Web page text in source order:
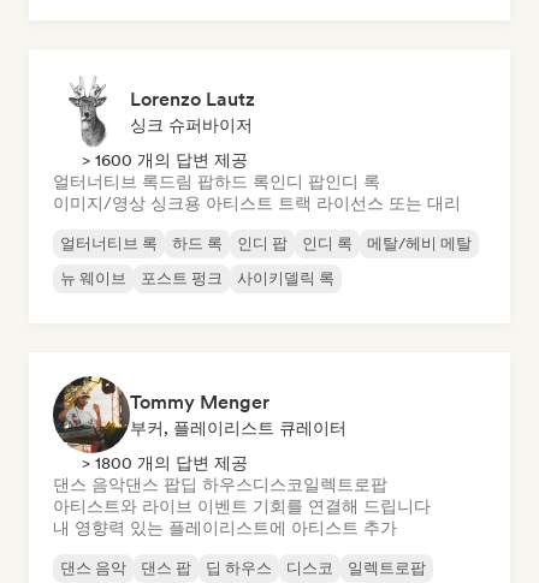
Lorenzo Lautz
싱크 슈퍼바이저
> 1600 개의 답변 제공
얼터너티브 록드림 팝하드 록인디 팝인디 록
이미지/영상 싱크용 아티스트 트랙 라이선스 또는 대리
얼터너티브 록 하드 록 인디 팝 인디 록
메탈/헤비 메탈
뉴 웨이브
포스트 펑크 사이키델릭 록
Tommy Menger
부커, 플레이리스트 큐레이터
> 1800 개의 답변 제공
댄스 음악댄스 팝딥 하우스디스코일렉트로팝
아티스트와 라이브 이벤트 기회를 연결해 드립니다
내 영향력 있는 플레이리스트에 아티스트 추가
댄스 음악 댄스 팝 딥 하우스 디스코
일렉트로팝